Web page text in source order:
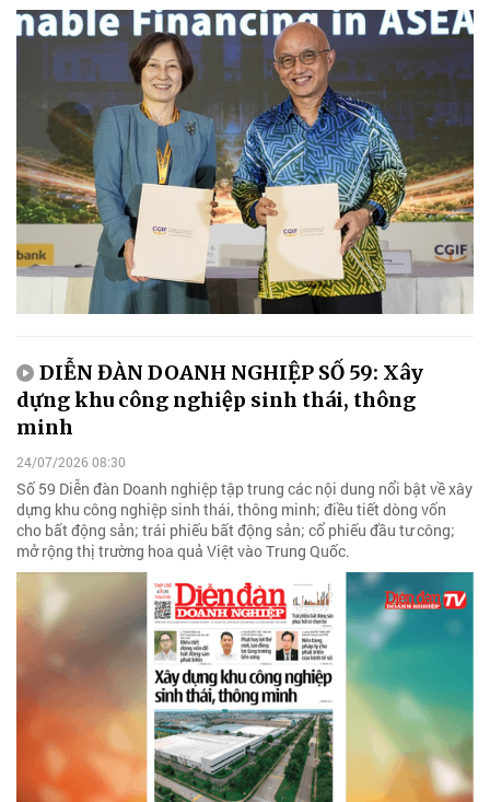
DIỄN ĐÀN DOANH NGHIỆP SỐ 59: Xây
dựng khu công nghiệp sinh thái, thông
minh
24/07/2026 08:30
Số 59 Diễn đàn Doanh nghiệp tập trung các nội dung nổi bật về xây
dựng khu công nghiệp sinh thái, thông minh; điều tiết dòng vốn
cho bất động sản; trái phiếu bất động sản; cổ phiếu đầu tư công;
mở rộng thị trường hoa quả Việt vào Trung Quốc.